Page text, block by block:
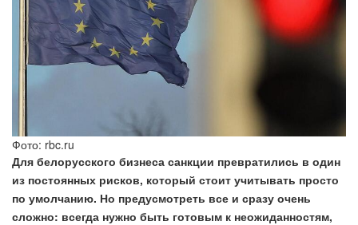
Фото: rbc.ru
Для белорусского бизнеса санкции превратились в один
из постоянных рисков, который стоит учитывать просто
по умолчанию. Но предусмотреть все и сразу очень
сложно: всегда нужно быть готовым к неожиданностям,